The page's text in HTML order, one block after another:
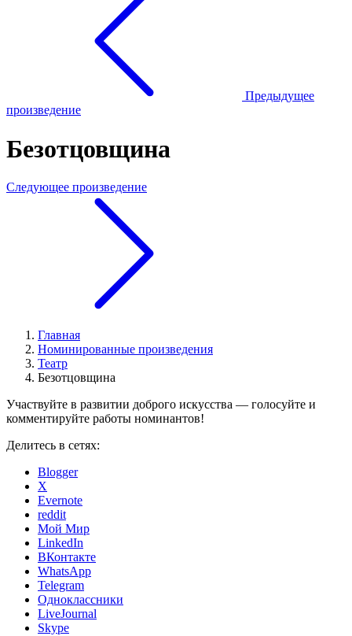
Предыдущее
произведение
Безотцовщина
Следующее произведение
Главная
Номинированные произведения
Театр
Безотцовщина
Участвуйте в развитии доброго искусства — голосуйте и
комментируйте работы номинантов!
Делитесь в сетях:
Blogger
X
Evernote
reddit
Мой Мир
LinkedIn
ВКонтакте
WhatsApp
Telegram
Одноклассники
LiveJournal
Skype